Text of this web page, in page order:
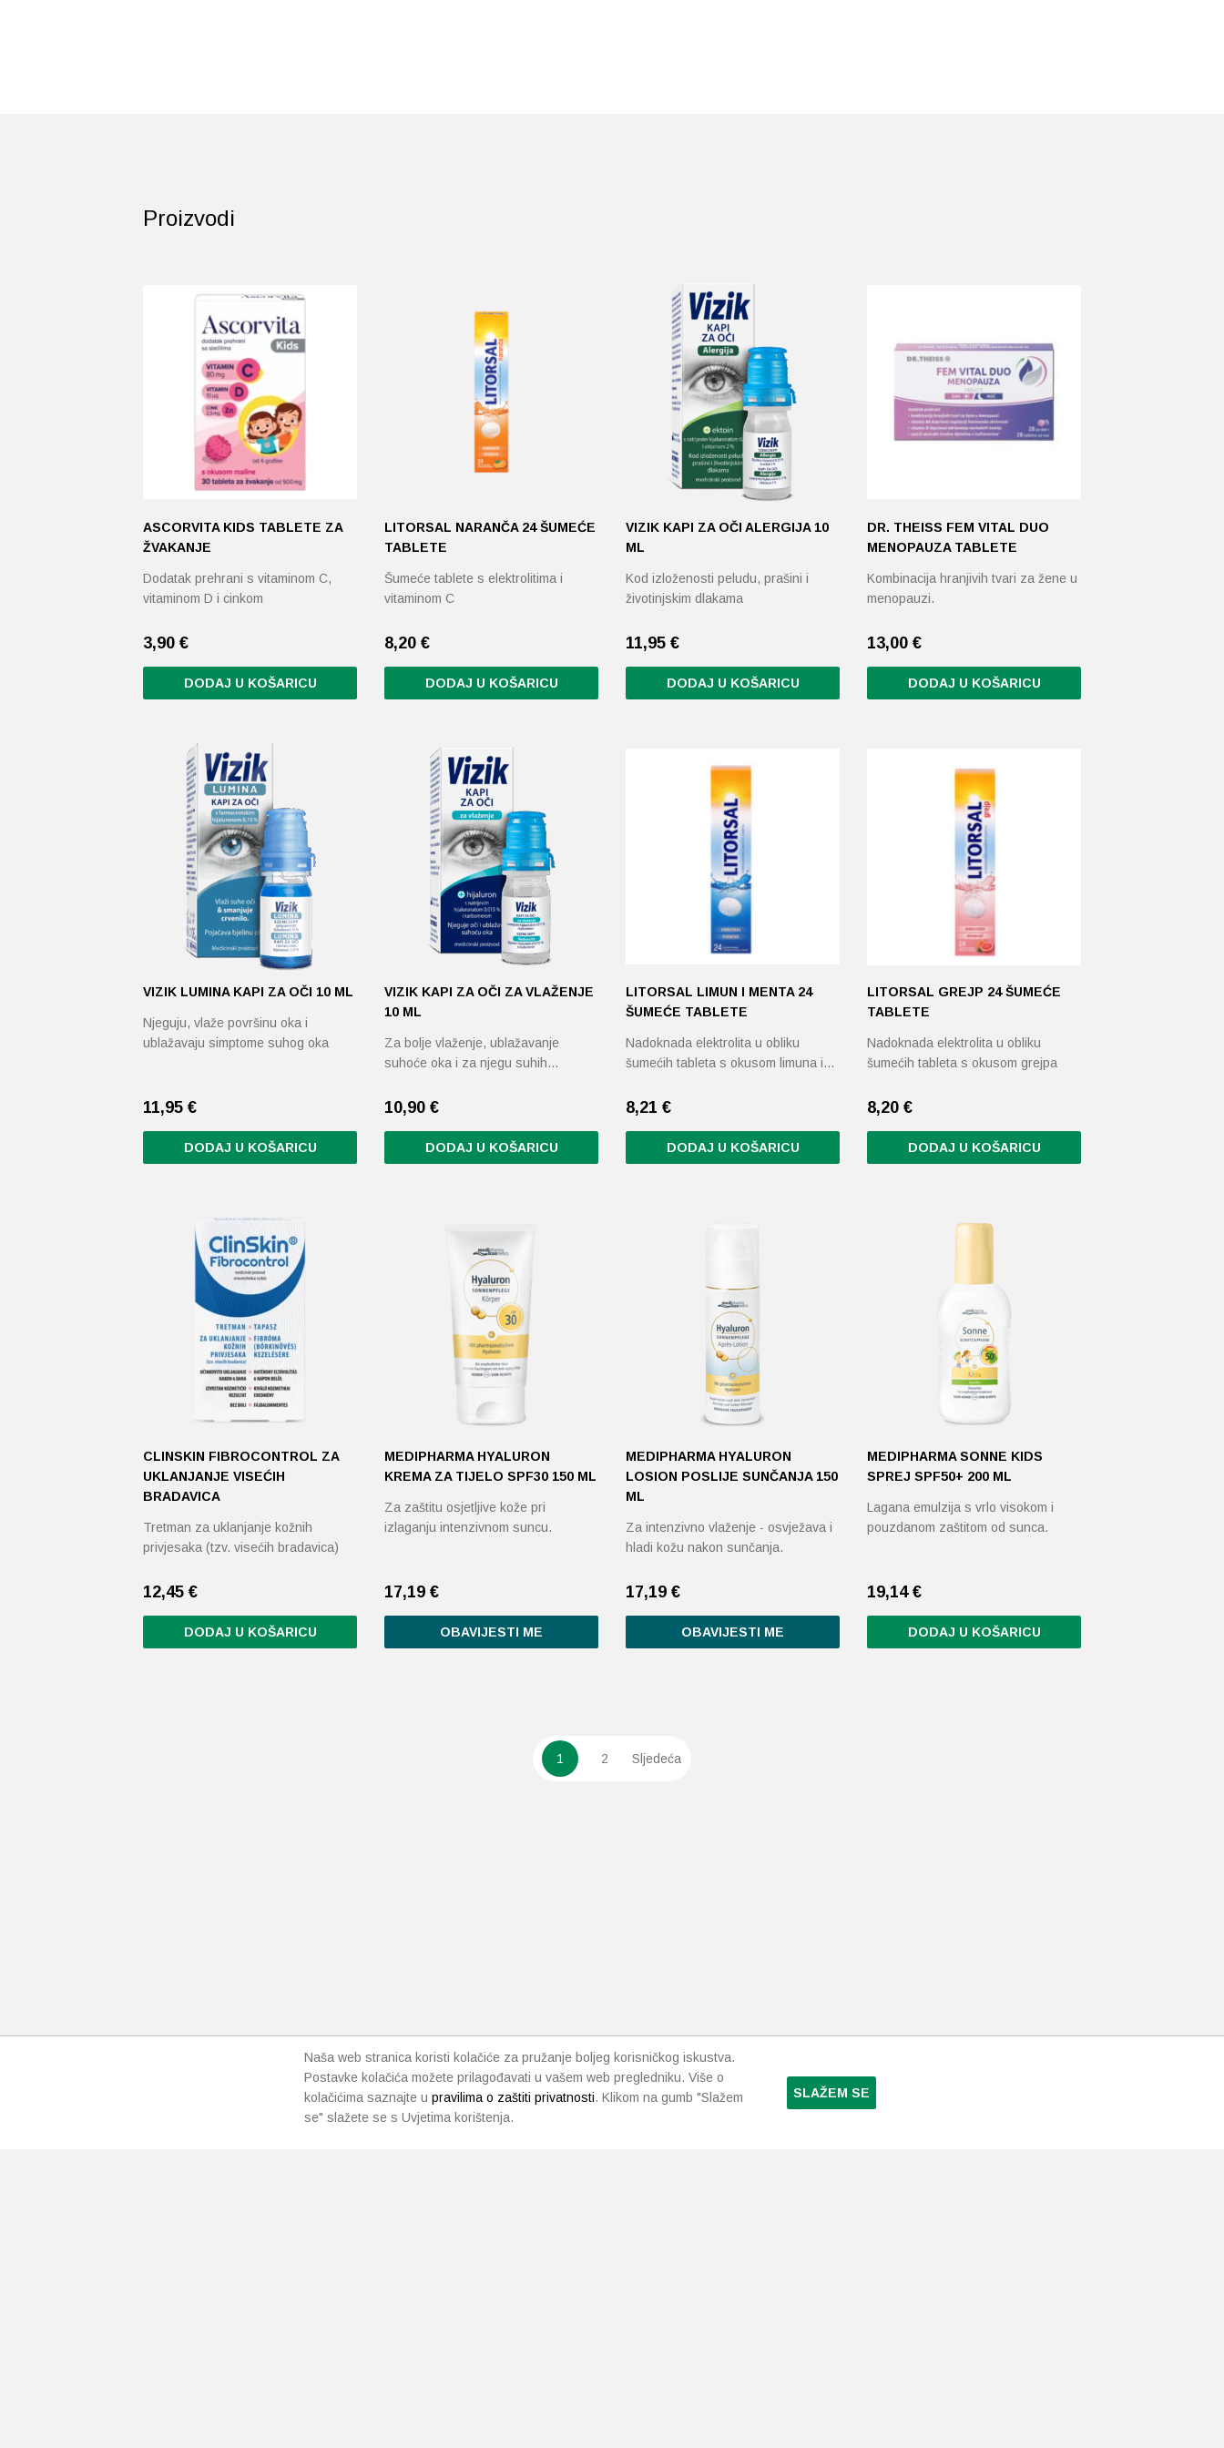
Proizvodi
ASCORVITA KIDS TABLETE ZA
ŽVAKANJE
Dodatak prehrani s vitaminom C,
vitaminom D i cinkom
3,90 €
DODAJ U KOŠARICU
LITORSAL NARANČA 24 ŠUMEĆE
TABLETE
Šumeće tablete s elektrolitima i
vitaminom C
8,20 €
DODAJ U KOŠARICU
VIZIK KAPI ZA OČI ALERGIJA 10
ML
Kod izloženosti peludu, prašini i
životinjskim dlakama
11,95 €
DODAJ U KOŠARICU
DR. THEISS FEM VITAL DUO
MENOPAUZA TABLETE
Kombinacija hranjivih tvari za žene u
menopauzi.
13,00 €
DODAJ U KOŠARICU
VIZIK LUMINA KAPI ZA OČI 10 ML
Njeguju, vlaže površinu oka i
ublažavaju simptome suhog oka
11,95 €
DODAJ U KOŠARICU
VIZIK KAPI ZA OČI ZA VLAŽENJE
10 ML
Za bolje vlaženje, ublažavanje
suhoće oka i za njegu suhih…
10,90 €
DODAJ U KOŠARICU
LITORSAL LIMUN I MENTA 24
ŠUMEĆE TABLETE
Nadoknada elektrolita u obliku
šumećih tableta s okusom limuna i…
8,21 €
DODAJ U KOŠARICU
LITORSAL GREJP 24 ŠUMEĆE
TABLETE
Nadoknada elektrolita u obliku
šumećih tableta s okusom grejpa
8,20 €
DODAJ U KOŠARICU
CLINSKIN FIBROCONTROL ZA
UKLANJANJE VISEĆIH
BRADAVICA
Tretman za uklanjanje kožnih
privjesaka (tzv. visećih bradavica)
12,45 €
DODAJ U KOŠARICU
MEDIPHARMA HYALURON
KREMA ZA TIJELO SPF30 150 ML
Za zaštitu osjetljive kože pri
izlaganju intenzivnom suncu.
17,19 €
OBAVIJESTI ME
MEDIPHARMA HYALURON
LOSION POSLIJE SUNČANJA 150
ML
Za intenzivno vlaženje - osvježava i
hladi kožu nakon sunčanja.
17,19 €
OBAVIJESTI ME
MEDIPHARMA SONNE KIDS
SPREJ SPF50+ 200 ML
Lagana emulzija s vrlo visokom i
pouzdanom zaštitom od sunca.
19,14 €
DODAJ U KOŠARICU
1 2 Sljedeća
Naša web stranica koristi kolačiće za pružanje boljeg korisničkog iskustva.
Postavke kolačića možete prilagođavati u vašem web pregledniku. Više o
kolačićima saznajte u pravilima o zaštiti privatnosti. Klikom na gumb "Slažem
se" slažete se s Uvjetima korištenja.
SLAŽEM SE